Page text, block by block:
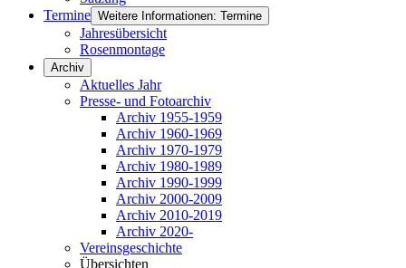
Termine Weitere Informationen: Termine
Jahresübersicht
Rosenmontage
Archiv
Aktuelles Jahr
Presse- und Fotoarchiv
Archiv 1955-1959
Archiv 1960-1969
Archiv 1970-1979
Archiv 1980-1989
Archiv 1990-1999
Archiv 2000-2009
Archiv 2010-2019
Archiv 2020-
Vereinsgeschichte
Übersichten